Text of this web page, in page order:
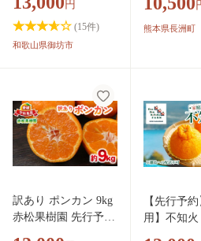
円
(15件)
和歌山県御坊市
10kg
る回数 秋
ツ 旬 柑橘
州みかん《
出荷》
熊本県長洲町
訳あり ポンカン 9kg
赤松果樹園 先行予約
【先行予
用】不知火